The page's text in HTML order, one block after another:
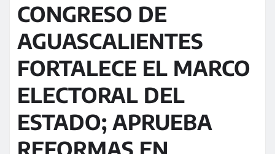
CONGRESO DE
AGUASCALIENTES
FORTALECE EL MARCO
ELECTORAL DEL
ESTADO; APRUEBA
REFORMAS EN